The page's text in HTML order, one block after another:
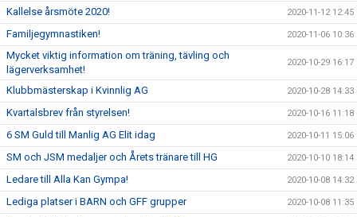
Kallelse årsmöte 2020! 2020-11-12 12:45
Familjegymnastiken! 2020-11-06 10:36
Mycket viktig information om träning, tävling och
lägerverksamhet!
2020-10-29 16:17
Klubbmästerskap i Kvinnlig AG 2020-10-28 14:33
Kvartalsbrev från styrelsen! 2020-10-16 11:18
6 SM Guld till Manlig AG Elit idag 2020-10-11 15:06
SM och JSM medaljer och Årets tränare till HG 2020-10-10 18:14
Ledare till Alla Kan Gympa! 2020-10-08 14:32
Lediga platser i BARN och GFF grupper 2020-10-08 11:35